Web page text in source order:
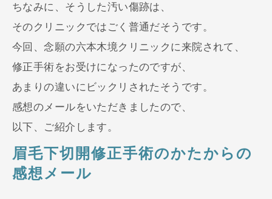
ちなみに、そうした汚い傷跡は、
そのクリニックではごく普通だそうです。
今回、念願の六本木境クリニックに来院されて、
修正手術をお受けになったのですが、
あまりの違いにビックリされたそうです。
感想のメールをいただきましたので、
以下、ご紹介します。
眉毛下切開修正手術のかたからの
感想メール